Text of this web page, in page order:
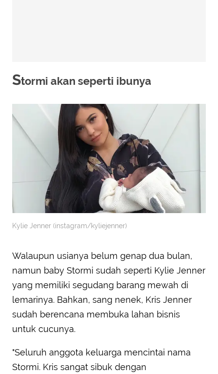
Stormi akan seperti ibunya
Kylie Jenner (instagram/kyliejenner)
Walaupun usianya belum genap dua bulan,
namun baby Stormi sudah seperti Kylie Jenner
yang memiliki segudang barang mewah di
lemarinya. Bahkan, sang nenek, Kris Jenner
sudah berencana membuka lahan bisnis
untuk cucunya.
"Seluruh anggota keluarga mencintai nama
Stormi. Kris sangat sibuk dengan